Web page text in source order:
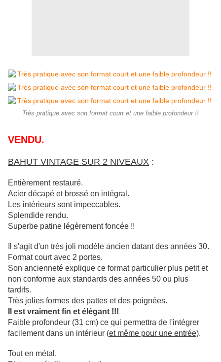
Très pratique avec son format court et une faible profondeur !!
VENDU.
BAHUT VINTAGE SUR 2 NIVEAUX :
Entièrement restauré.
Acier décapé et brossé en intégral.
Les intérieurs sont impeccables.
Splendide rendu.
Superbe patine légèrement foncée !!
Il s'agit d'un très joli modèle ancien datant des années 30.
Format court avec 2 portes.
Son ancienneté explique ce format particulier plus petit et
non conforme aux standards des années 50 ou plus
tardifs.
Très jolies formes des pattes et des poignées.
Il est vraiment fin et élégant !!!
Faible profondeur (31 cm) ce qui permettra de l'intégrer
facilement dans un intérieur (et même pour une entrée).
Tout en métal.